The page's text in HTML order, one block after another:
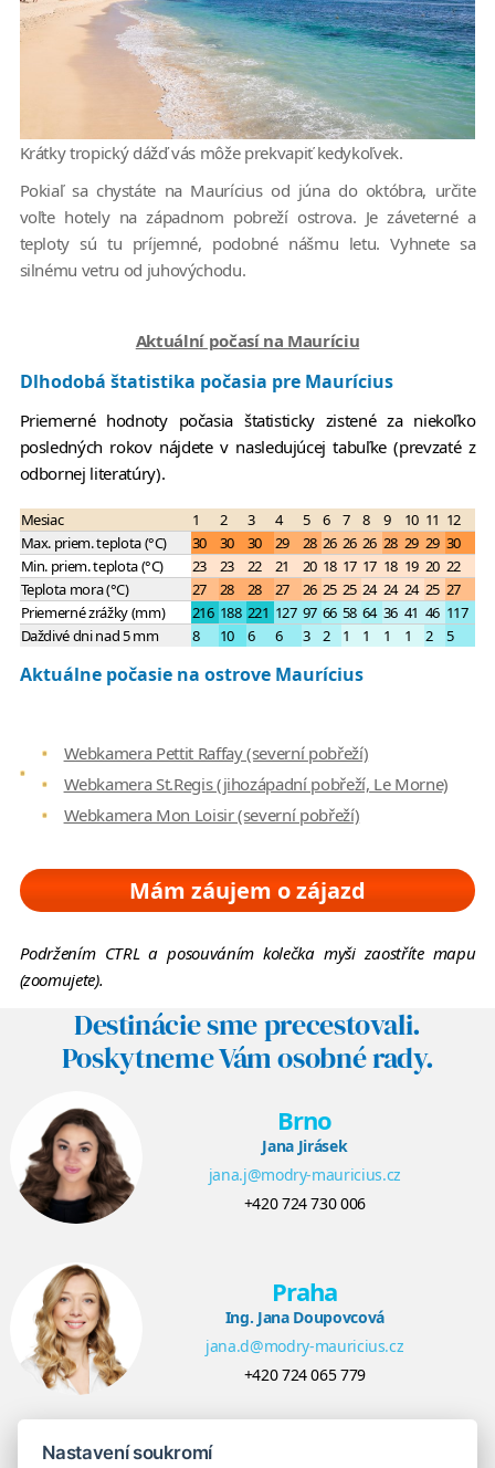
Krátky tropický dážď vás môže prekvapiť kedykoľvek.
Pokiaľ sa chystáte na Maurícius od júna do októbra, určite
voľte hotely na západnom pobreží ostrova. Je záveterné a
teploty sú tu príjemné, podobné nášmu letu. Vyhnete sa
silnému vetru od juhovýchodu.
Aktuální počasí na Mauríciu
Dlhodobá štatistika počasia pre Maurícius
Priemerné hodnoty počasia štatisticky zistené za niekoľko
posledných rokov nájdete v nasledujúcej tabuľke (prevzaté z
odbornej literatúry).
Mesiac 1 2 3 4 5 6 7 8 9 10 11 12
Max. priem. teplota (°C)
30 30 30 29 28 26 26 26 28 29 29 30
Min. priem. teplota (°C)
23 23 22 21 20 18 17 17 18 19 20 22
Teplota mora (°C)
27 28 28 27 26 25 25 24 24 24 25 27
Priemerné zrážky (mm)
216 188 221 127 97 66 58 64 36 41 46 117
Daždivé dni nad 5 mm
8 10 6 6 3 2 1 1 1 1 2 5
Aktuálne počasie na ostrove Maurícius
Webkamera Pettit Raffay (severní pobřeží)
Webkamera St.Regis (jihozápadní pobřeží, Le Morne)
Webkamera Mon Loisir (severní pobřeží)
Mám záujem o zájazd
Podržením CTRL a posouváním kolečka myši zaostříte mapu
(zoomujete).
Destinácie sme precestovali.
Poskytneme Vám osobné rady.
Brno
Jana Jirásek
jana.j@modry-mauricius.cz
+420 724 730 006
Praha
Ing. Jana Doupovcová
jana.d@modry-mauricius.cz
+420 724 065 779
Nastavení soukromí